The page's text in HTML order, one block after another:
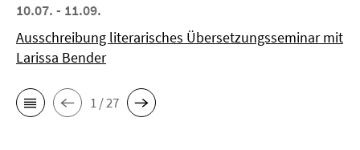
10.07. - 11.09.
Ausschreibung literarisches Übersetzungsseminar mit
Larissa Bender
1 / 27